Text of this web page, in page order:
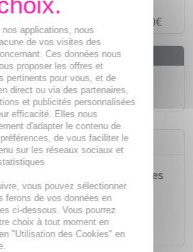
à partir de 30€
dès55€
Chronoposten 24h*
Oligoéléments 60 gélules
qui contribue à
immunitaire grâce à la
applications, nous
de vos visites des
Ces données nous
proposer les offres et
pertinents pour vous, et de
direct ou via des partenaires,
et publicités personnalisées
efficacité. Elles nous
d'adapter le contenu de
de vous faciliter le
sur les réseaux sociaux et
vous pouvez sélectionner
ferons de vos données en
ci-dessous. Vous pourrez
choix à tout moment en
"Utilisation des Cookies" en